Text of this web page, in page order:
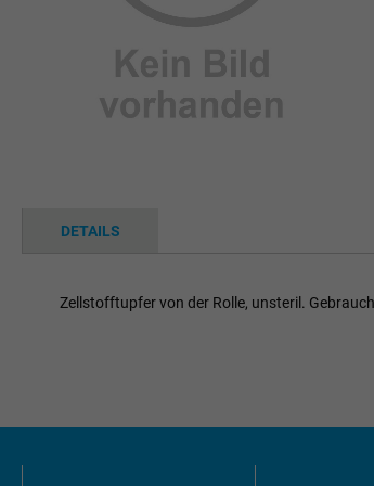
springenDETAILS
Zellstofftupfer von der Rolle, unsteril.